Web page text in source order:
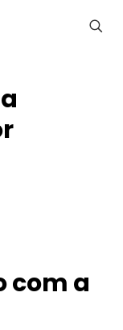
seu
com a